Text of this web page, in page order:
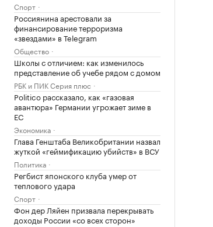
Спорт
Россиянина арестовали за
финансирование терроризма
«звездами» в Telegram
Общество
Школы с отличием: как изменилось
представление об учебе рядом с домом
РБК и ПИК Серия плюс
Politico рассказало, как «газовая
авантюра» Германии угрожает зиме в
ЕС
Экономика
Глава Генштаба Великобритании назвал
жуткой «геймификацию убийств» в ВСУ
Политика
Регбист японского клуба умер от
теплового удара
Спорт
Фон дер Ляйен призвала перекрывать
доходы России «со всех сторон»